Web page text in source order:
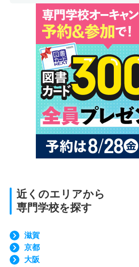
近くのエリアから
専門学校を探す
滋賀
京都
大阪